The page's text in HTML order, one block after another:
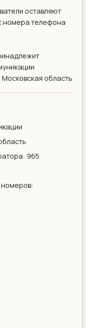
оставляют
номера телефона
область
965